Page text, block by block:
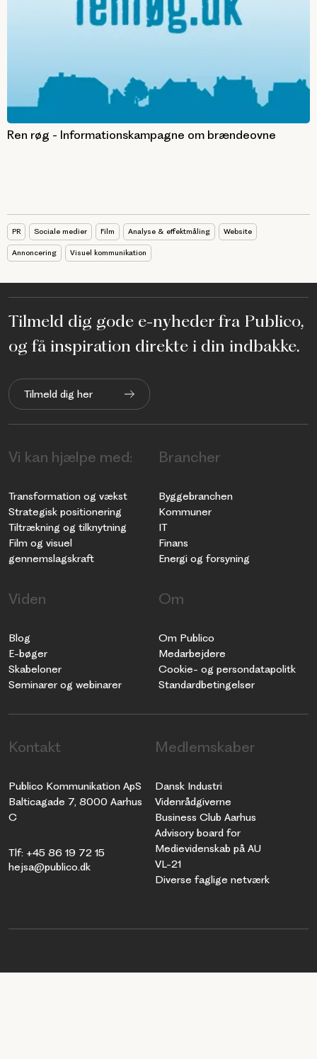
Ren røg - Informationskampagne om brændeovne
PR Sociale medier Film Analyse & effektmåling Website
Annoncering Visuel kommunikation
Tilmeld dig gode e-nyheder fra Publico,
og få inspiration direkte i din indbakke.
Tilmeld dig her
Vi kan hjælpe med:
Transformation og vækst
Strategisk positionering
Tiltrækning og tilknytning
Film og visuel
gennemslagskraft
Brancher
Byggebranchen
Kommuner
IT
Finans
Energi og forsyning
Viden
Blog
E-bøger
Skabeloner
Seminarer og webinarer
Om
Om Publico
Medarbejdere
Cookie- og persondatapolitk
Standardbetingelser
Kontakt
Publico Kommunikation ApS
Balticagade 7, 8000 Aarhus
C
Tlf: +45 86 19 72 15
hejsa@publico.dk
Medlemskaber
Dansk Industri
Videnrådgiverne
Business Club Aarhus
Advisory board for
Medievidenskab på AU
VL-21
Diverse faglige netværk